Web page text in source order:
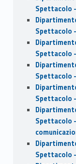
Spettacolo
Spettacolo
Spettacolo
Spettacolo
Spettacolo
Spettacolo
Spettacolo